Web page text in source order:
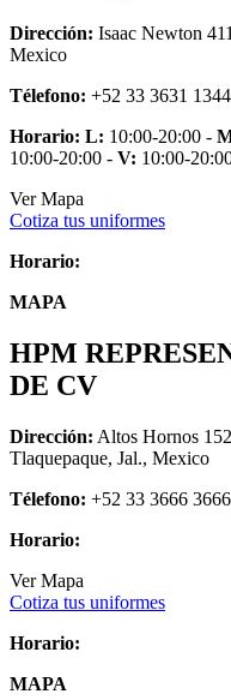
Dirección: Isaac Newton
Mexico
Télefono: +52 33 3631 1344
Horario: L: 10:00-20:00 -
10:00-20:00 - V: 10:00-
Ver Mapa
Cotiza tus uniformes
Horario:
MAPA
HPM
DE CV
Dirección: Altos Hornos
Tlaquepaque, Jal., Mexico
Télefono: +52 33 3666 3666
Horario:
Ver Mapa
Cotiza tus uniformes
Horario:
MAPA